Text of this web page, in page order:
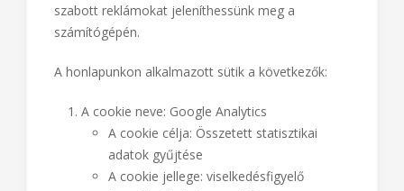
szabott reklámokat jeleníthessünk meg a
számítógépén.
A honlapunkon alkalmazott sütik a következők:
A cookie neve: Google Analytics
A cookie célja: Összetett statisztikai
adatok gyűjtése
A cookie jellege: viselkedésfigyelő